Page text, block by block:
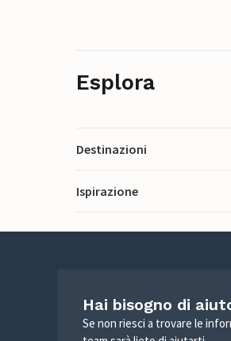
Esplora
Destinazioni
Ispirazione
Hai bisogno di
Se non riesci a trovare le